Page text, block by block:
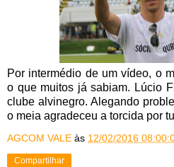
Por intermédio de um vídeo, o
o que muitos já sabiam. Lúcio
clube alvinegro. Alegando
o meia agradeceu a torcida por
AGCOM VALE às 12/02/2016
Compartilhar